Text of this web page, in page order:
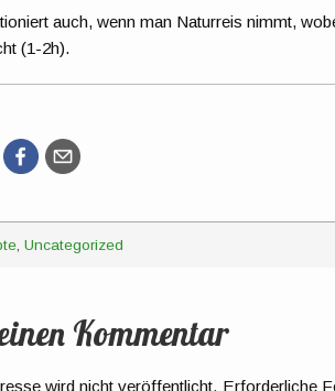
auch, wenn man Naturreis nimmt,
(1-2h).
, Uncategorized
Kommentar
wird nicht veröffentlicht. Erforderliche